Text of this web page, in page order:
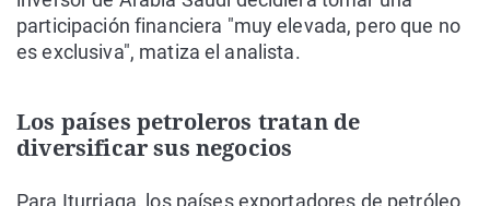
participación financiera "muy elevada, pero que no
es exclusiva", matiza el analista.
Los países petroleros tratan de
diversificar sus negocios
Para Iturriaga, los países exportadores de petróleo